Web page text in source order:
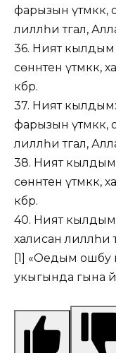
фарызын
лилләһи тәгалә,
36. Ният кылдым
сөннәтен
әкбәр.
37. Ният кылдым:
фарызын
лилләһи тәгалә,
38. Ният кылдым:
сөннәтен
әкбәр.
40. Ният кылдым 3
халисан лилләһи
[1] «Оедым ошбу
укыгында гына